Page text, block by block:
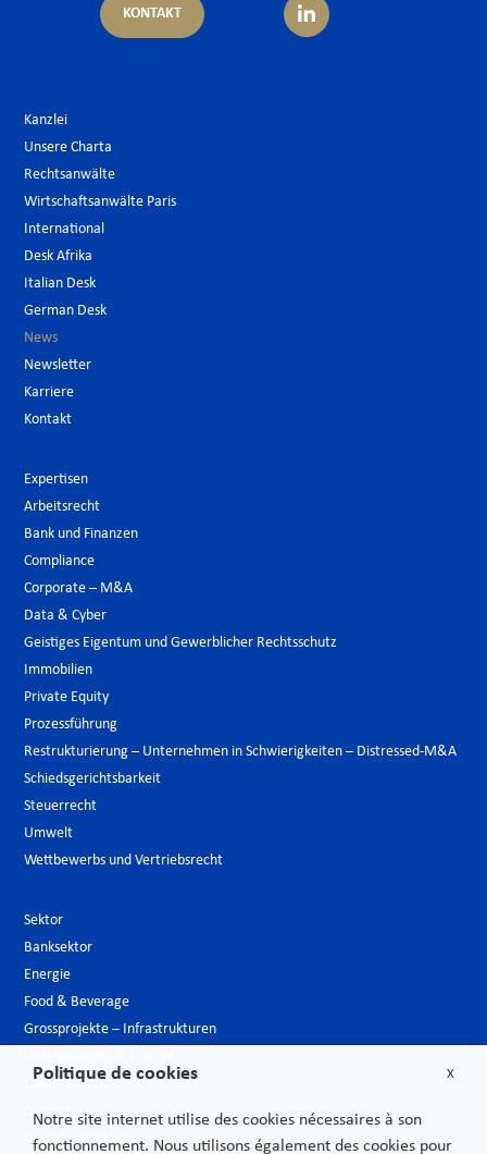
KONTAKT
Kanzlei
Unsere Charta
Rechtsanwälte
Wirtschaftsanwälte Paris
International
Desk Afrika
Italian Desk
German Desk
News
Newsletter
Karriere
Kontakt
Expertisen
Arbeitsrecht
Bank und Finanzen
Compliance
Corporate – M&A
Data & Cyber
Geistiges Eigentum und Gewerblicher Rechtsschutz
Immobilien
Private Equity
Prozessführung
Restrukturierung – Unternehmen in Schwierigkeiten – Distressed-M&A
Schiedsgerichtsbarkeit
Steuerrecht
Umwelt
Wettbewerbs und Vertriebsrecht
Sektor
Banksektor
Energie
Food & Beverage
Grossprojekte – Infrastrukturen
Luxusindustrie
Medien
Neue Technologien
X
Politique de cookies
Notre site internet utilise des cookies nécessaires à son
fonctionnement. Nous utilisons également des cookies pour